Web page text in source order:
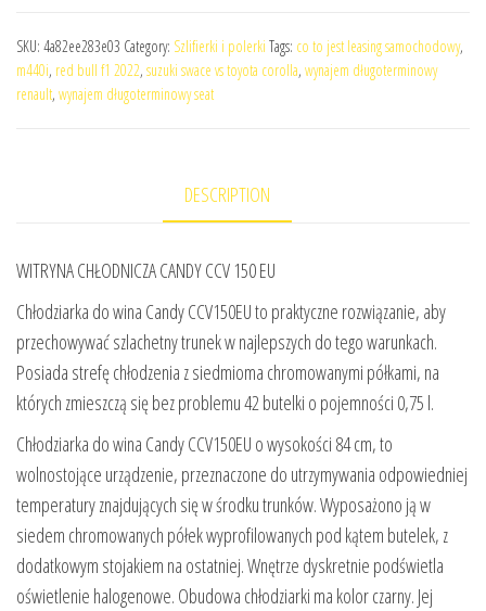
SKU: 4a82ee283e03 Category: Szlifierki i polerki Tags: co to jest leasing samochodowy,
m440i, red bull f1 2022, suzuki swace vs toyota corolla, wynajem długoterminowy
renault, wynajem długoterminowy seat
DESCRIPTION
WITRYNA CHŁODNICZA CANDY CCV 150 EU
Chłodziarka do wina Candy CCV150EU to praktyczne rozwiązanie, aby
przechowywać szlachetny trunek w najlepszych do tego warunkach.
Posiada strefę chłodzenia z siedmioma chromowanymi półkami, na
których zmieszczą się bez problemu 42 butelki o pojemności 0,75 l.
Chłodziarka do wina Candy CCV150EU o wysokości 84 cm, to
wolnostojące urządzenie, przeznaczone do utrzymywania odpowiedniej
temperatury znajdujących się w środku trunków. Wyposażono ją w
siedem chromowanych półek wyprofilowanych pod kątem butelek, z
dodatkowym stojakiem na ostatniej. Wnętrze dyskretnie podświetla
oświetlenie halogenowe. Obudowa chłodziarki ma kolor czarny. Jej